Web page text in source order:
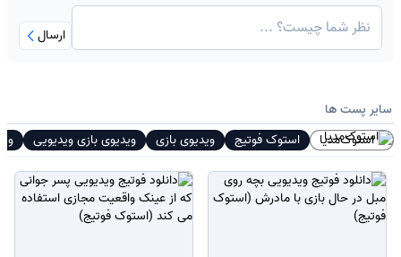
ارسال
سایر پست ها
استوک‌مدیا استوک فوتیج ویدیوی بازی‌ ویدیوی بازی‌ ویدیویی